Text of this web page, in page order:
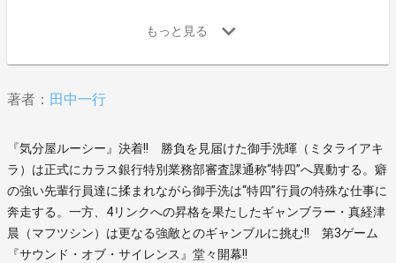
著者： 田中一行
『気分屋ルーシー』決着!! 勝負を見届けた御手洗暉（ミタライアキ
ラ）は正式にカラス銀行特別業務部審査課通称“特四”へ異動する。癖
の強い先輩行員達に揉まれながら御手洗は“特四”行員の特殊な仕事に
奔走する。一方、4リンクへの昇格を果たしたギャンブラー・真経津
晨（マフツシン）は更なる強敵とのギャンブルに挑む!! 第3ゲーム
『サウンド・オブ・サイレンス』堂々開幕!!